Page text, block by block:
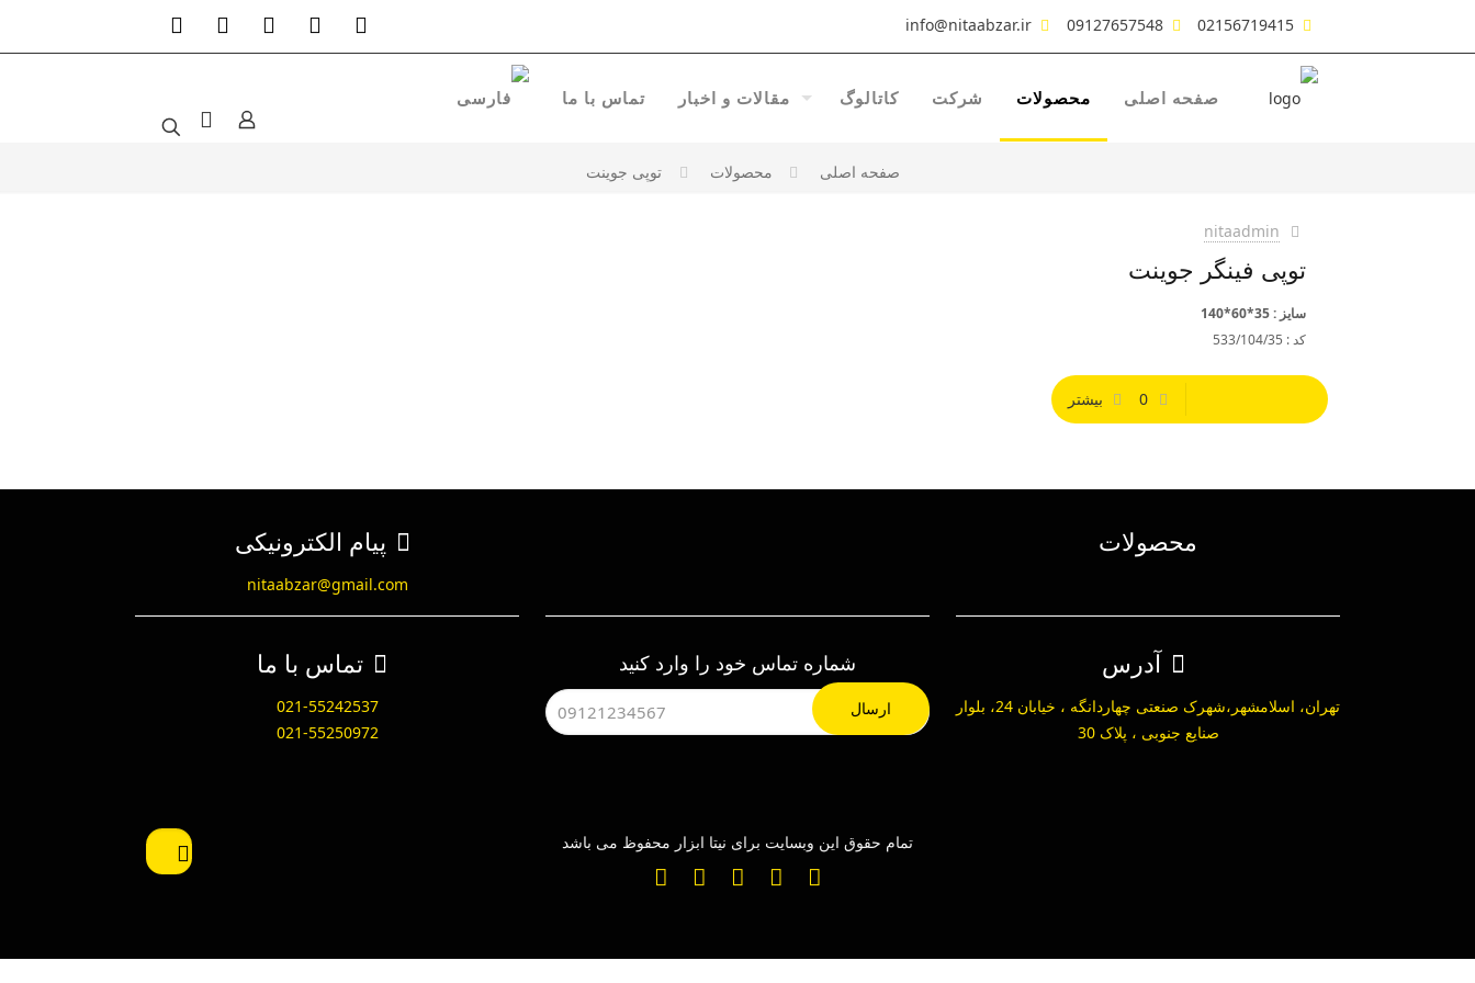
02156719415
09127657548
info@nitaabzar.ir
صفحه اصلی محصولات شرکت کاتالوگ مقالات و اخبار تماس با ما
صفحه اصلی محصولات توپی جوینت
nitaadmin
توپی فینگر جوینت
سایز : 35*60*140
کد : 533/104/35
0 بیشتر
محصولات
آدرس
تهران، اسلامشهر،شهرک صنعتی چهاردانگه ، خیابان 24، بلوار
صنایع جنوبی ، پلاک 30
شماره تماس خود را وارد کنید
پیام الکترونیکی
nitaabzar@gmail.com
تماس با ما
021-55242537
021-55250972
تمام حقوق این وبسایت برای نیتا ابزار محفوظ می باشد